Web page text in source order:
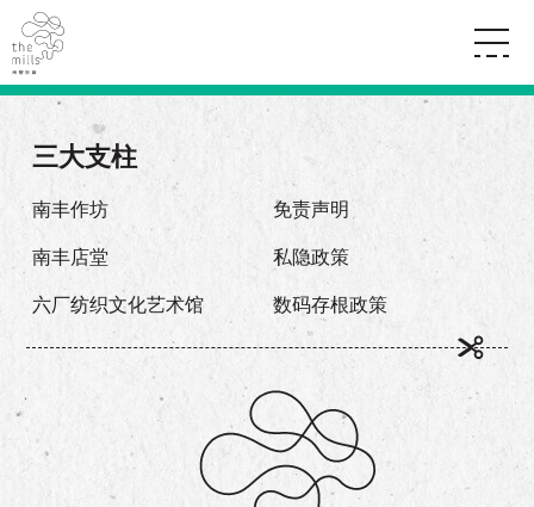
关于南丰纱厂
愿景
三大支柱
媒体中心
联络我们
南丰店堂
店堂指南
商店
活动场地
活动世界之約
展覽
走进南丰纱厂
体验
景点
活化与保育
走进南丰纱厂
其他體驗
开放时间及位置
穿梭巴士服务
三大支柱
南丰作坊
南丰店堂
六厂纺织文化艺术馆
免责声明
私隐政策
数码存根政策